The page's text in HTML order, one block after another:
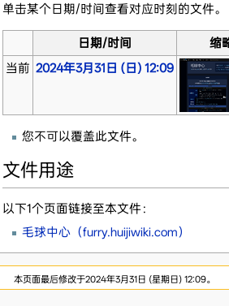
单击某个日期/时间查看对应时刻的文件。
日期/时间
缩
当前 2024年3月31日 (日) 12:09
您不可以覆盖此文件。
文件用途
以下1个页面链接至本文件：
毛球中心（furry.huijiwiki.com）
本页面最后修改于2024年3月31日 (星期日) 12:09。